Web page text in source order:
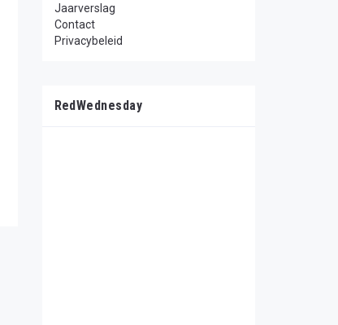
Jaarverslag
Contact
Privacybeleid
RedWednesday